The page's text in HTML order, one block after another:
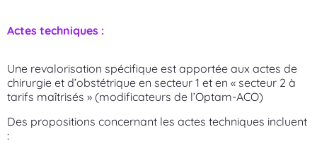
Actes techniques :
Une revalorisation spécifique est apportée aux actes de
chirurgie et d’obstétrique en secteur 1 et en « secteur 2 à
tarifs maîtrisés » (modificateurs de l’Optam-ACO)
Des propositions concernant les actes techniques incluent
: